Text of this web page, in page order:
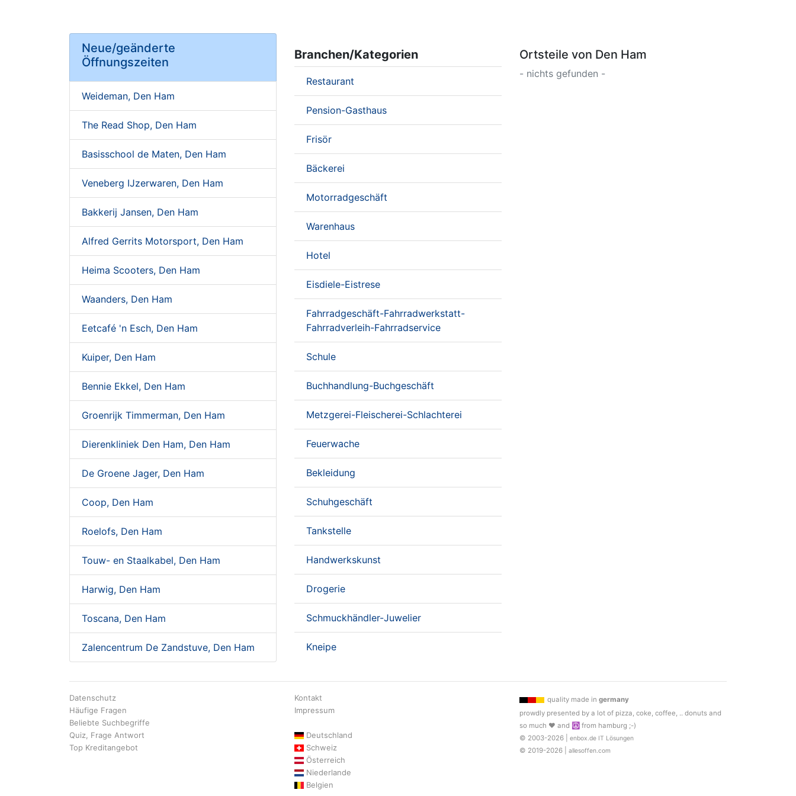
Ortsteile von Den Ham
- nichts gefunden -
Neue/geänderte
Öffnungszeiten
Weideman, Den Ham
The Read Shop, Den Ham
Basisschool de Maten, Den Ham
Veneberg IJzerwaren, Den Ham
Bakkerij Jansen, Den Ham
Alfred Gerrits Motorsport, Den Ham
Heima Scooters, Den Ham
Waanders, Den Ham
Eetcafé 'n Esch, Den Ham
Kuiper, Den Ham
Bennie Ekkel, Den Ham
Groenrijk Timmerman, Den Ham
Dierenkliniek Den Ham, Den Ham
De Groene Jager, Den Ham
Coop, Den Ham
Roelofs, Den Ham
Touw- en Staalkabel, Den Ham
Harwig, Den Ham
Toscana, Den Ham
Zalencentrum De Zandstuve, Den Ham
Branchen/Kategorien
Restaurant
Pension-Gasthaus
Frisör
Bäckerei
Motorradgeschäft
Warenhaus
Hotel
Eisdiele-Eistrese
Fahrradgeschäft-Fahrradwerkstatt-
Fahrradverleih-Fahrradservice
Schule
Buchhandlung-Buchgeschäft
Metzgerei-Fleischerei-Schlachterei
Feuerwache
Bekleidung
Schuhgeschäft
Tankstelle
Handwerkskunst
Drogerie
Schmuckhändler-Juwelier
Kneipe
Datenschutz
Häufige Fragen
Beliebte Suchbegriffe
Quiz, Frage Antwort
Top Kreditangebot
Kontakt
Impressum
Deutschland
Schweiz
Österreich
Niederlande
Belgien
quality made in germany
prowdly presented by a lot of pizza, coke, coffee, .. donuts and
so much ♥ and ☮ from hamburg ;-)
© 2003-2026 | enbox.de IT Lösungen
© 2019-2026 | allesoffen.com